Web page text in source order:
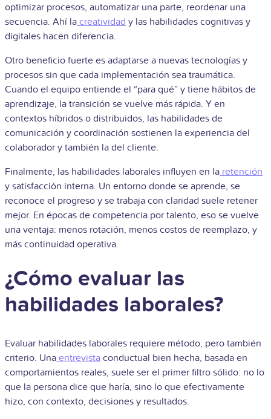
optimizar procesos, automatizar una parte, reordenar una
secuencia. Ahí la creatividad y las habilidades cognitivas y
digitales hacen diferencia.
Otro beneficio fuerte es adaptarse a nuevas tecnologías y
procesos sin que cada implementación sea traumática.
Cuando el equipo entiende el “para qué” y tiene hábitos de
aprendizaje, la transición se vuelve más rápida. Y en
contextos híbridos o distribuidos, las habilidades de
comunicación y coordinación sostienen la experiencia del
colaborador y también la del cliente.
Finalmente, las habilidades laborales influyen en la retención
y satisfacción interna. Un entorno donde se aprende, se
reconoce el progreso y se trabaja con claridad suele retener
mejor. En épocas de competencia por talento, eso se vuelve
una ventaja: menos rotación, menos costos de reemplazo, y
más continuidad operativa.
¿Cómo evaluar las
habilidades laborales?
Evaluar habilidades laborales requiere método, pero también
criterio. Una entrevista conductual bien hecha, basada en
comportamientos reales, suele ser el primer filtro sólido: no lo
que la persona dice que haría, sino lo que efectivamente
hizo, con contexto, decisiones y resultados.